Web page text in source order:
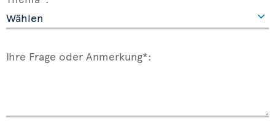
Ihre Frage oder Anmerkung*: